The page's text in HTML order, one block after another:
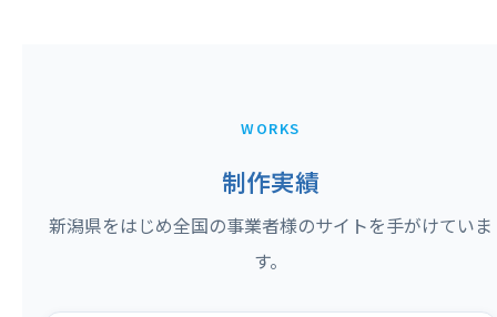
WORKS
制作実績
新潟県をはじめ全国の事業者様のサイトを手がけていま
す。